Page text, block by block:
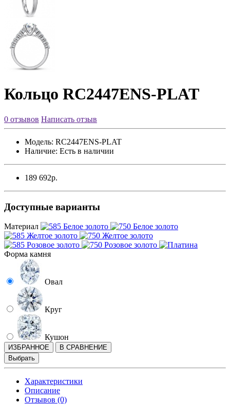
Кольцо RC2447ENS-PLAT
0 отзывов Написать отзыв
Модель: RC2447ENS-PLAT
Наличие: Есть в наличии
189 692р.
Доступные варианты
Материал
Форма камня
Овал
Круг
Кушон
ИЗБРАННОЕ
В СРАВНЕНИЕ
Выбрать
Характеристики
Описание
Отзывов (0)